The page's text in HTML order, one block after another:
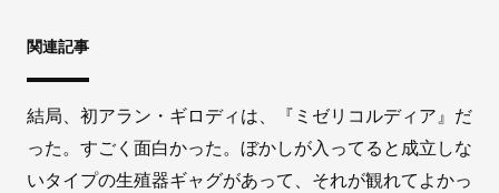
関連記事
結局、初アラン・ギロディは、『ミゼリコルディア』だ
った。すごく面白かった。ぼかしが入ってると成立しな
いタイプの生殖器ギャグがあって、それが観れてよかっ